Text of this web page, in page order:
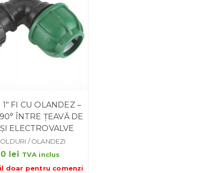
FI CU OLANDEZ –
ÎNTRE ȚEAVĂ DE
ELECTROVALVE
/ OLANDEZI
lei TVA inclus
doar pentru comenzi